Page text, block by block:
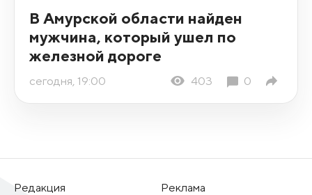
В Амурской области найден
мужчина, который ушел по
железной дороге
сегодня, 19:00 403 0
Редакция
Реклама